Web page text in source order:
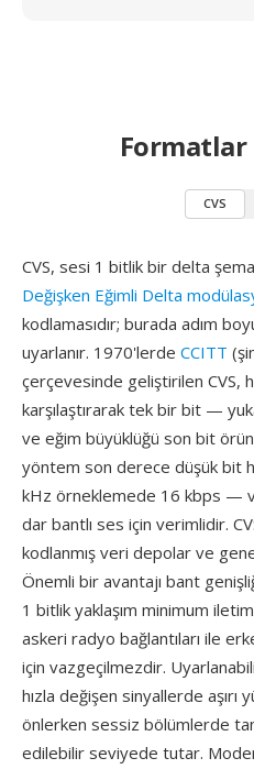
Formatlar
CVS
CVS, sesi 1 bitlik bir delta
Değişken Eğimli Delta
kodlamasıdır; burada adım
uyarlanır. 1970'lerde CCITT
çerçevesinde geliştirilen CVS,
karşılaştırarak tek bir bit —
ve eğim büyüklüğü son bit
yöntem son derece düşük bit
kHz örneklemede 16 kbps —
dar bantlı ses için verimlidir.
kodlanmış veri depolar ve
Önemli bir avantajı bant
1 bitlik yaklaşım minimum
askeri radyo bağlantıları ile
için vazgeçilmezdir.
hızla değişen sinyallerde aşırı
önlerken sessiz bölümlerde
edilebilir seviyede tutar.